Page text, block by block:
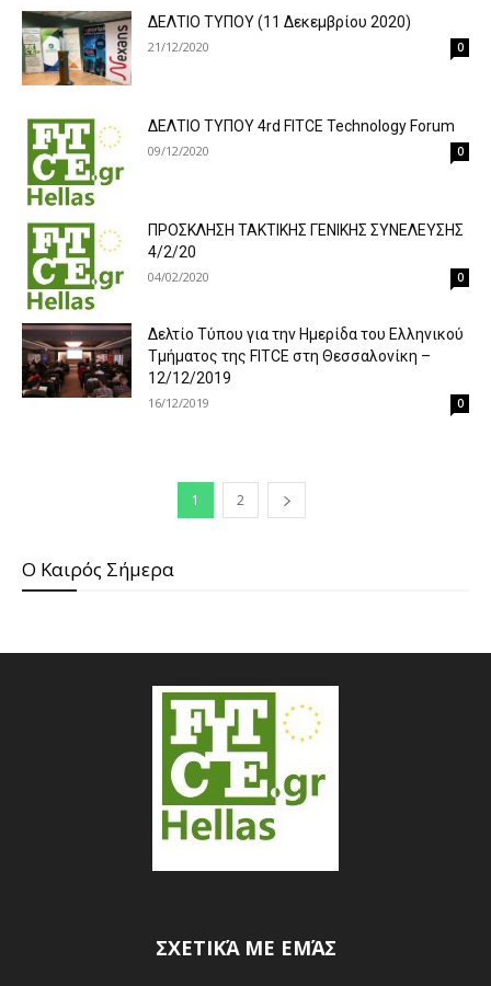
ΔΕΛΤΙΟ ΤΥΠΟΥ (11 Δεκεμβρίου 2020)
21/12/2020 0
ΔΕΛΤΙΟ ΤΥΠΟΥ 4rd FITCE Technology Forum
09/12/2020 0
ΠΡΟΣΚΛΗΣΗ ΤΑΚΤΙΚΗΣ ΓΕΝΙΚΗΣ ΣΥΝΕΛΕΥΣΗΣ
4/2/20
04/02/2020 0
Δελτίο Τύπου για την Ημερίδα του Ελληνικού
Τμήματος της FITCE στη Θεσσαλονίκη –
12/12/2019
16/12/2019 0
1 2
O Καιρός Σήμερα
ΣΧΕΤΙΚΆ ΜΕ ΕΜΆΣ